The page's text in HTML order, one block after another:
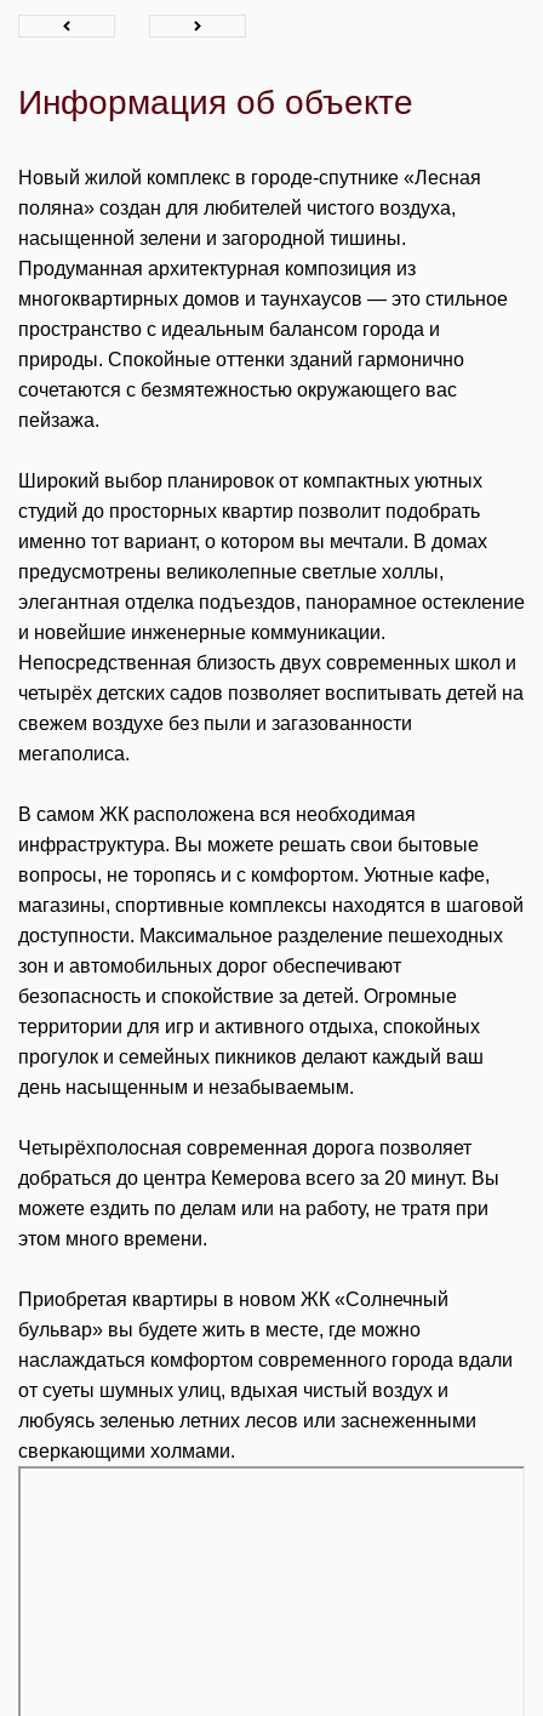
Информация об объекте
Новый жилой комплекс в городе-спутнике «Лесная
поляна» создан для любителей чистого воздуха,
насыщенной зелени и загородной тишины.
Продуманная архитектурная композиция из
многоквартирных домов и таунхаусов — это стильное
пространство с идеальным балансом города и
природы. Спокойные оттенки зданий гармонично
сочетаются с безмятежностью окружающего вас
пейзажа.
Широкий выбор планировок от компактных уютных
студий до просторных квартир позволит подобрать
именно тот вариант, о котором вы мечтали. В домах
предусмотрены великолепные светлые холлы,
элегантная отделка подъездов, панорамное остекление
и новейшие инженерные коммуникации.
Непосредственная близость двух современных школ и
четырёх детских садов позволяет воспитывать детей на
свежем воздухе без пыли и загазованности
мегаполиса.
В самом ЖК расположена вся необходимая
инфраструктура. Вы можете решать свои бытовые
вопросы, не торопясь и с комфортом. Уютные кафе,
магазины, спортивные комплексы находятся в шаговой
доступности. Максимальное разделение пешеходных
зон и автомобильных дорог обеспечивают
безопасность и спокойствие за детей. Огромные
территории для игр и активного отдыха, спокойных
прогулок и семейных пикников делают каждый ваш
день насыщенным и незабываемым.
Четырёхполосная современная дорога позволяет
добраться до центра Кемерова всего за 20 минут. Вы
можете ездить по делам или на работу, не тратя при
этом много времени.
Приобретая квартиры в новом ЖК «Солнечный
бульвар» вы будете жить в месте, где можно
наслаждаться комфортом современного города вдали
от суеты шумных улиц, вдыхая чистый воздух и
любуясь зеленью летних лесов или заснеженными
сверкающими холмами.